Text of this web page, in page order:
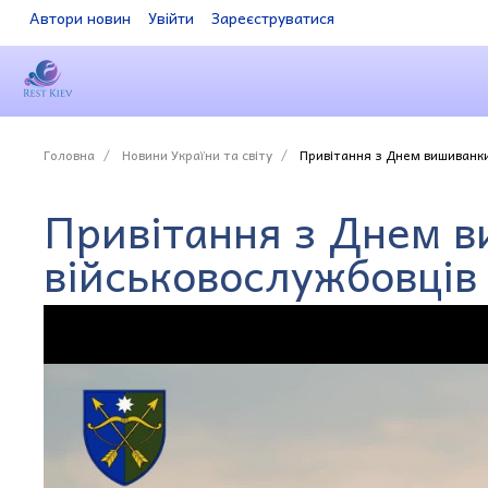
Автори новин Увійти Зареєструватися
Головна Новини України та світу Привітання з Днем
Привітання з Днем